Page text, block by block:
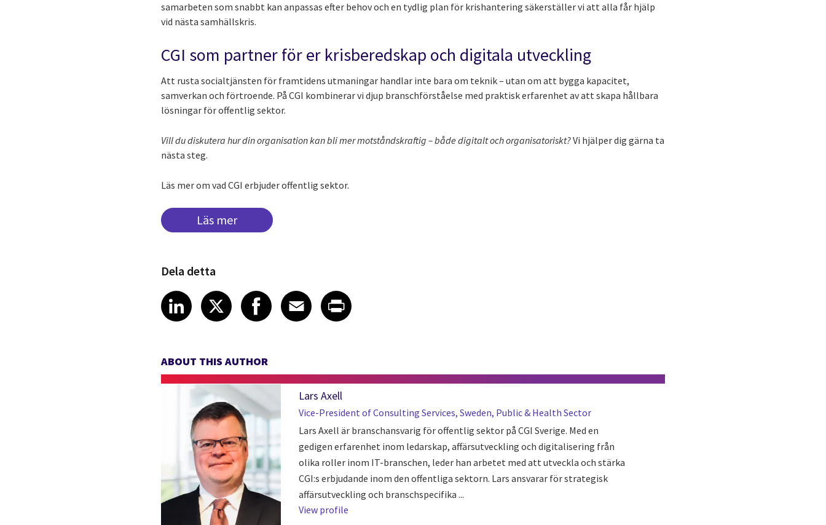
samarbeten som snabbt kan anpassas efter behov och en tydlig plan för krishantering säkerställer vi att alla får hjälp
vid nästa samhällskris.
CGI som partner för er krisberedskap och digitala utveckling
Att rusta socialtjänsten för framtidens utmaningar handlar inte bara om teknik – utan om att bygga kapacitet,
samverkan och förtroende. På CGI kombinerar vi djup branschförståelse med praktisk erfarenhet av att skapa hållbara
lösningar för offentlig sektor.
Vill du diskutera hur din organisation kan bli mer motståndskraftig – både digitalt och organisatoriskt?Vi hjälper dig gärna ta
nästa steg.
Läs mer om vad CGI erbjuder offentlig sektor.
Läs mer
Dela detta
Share article on LinkedIn
LinkedIn
Share article on X
XShare article on Facebook
Facebook
Share article on Email
Email
Share article on Print
ABOUT THIS AUTHOR
Lars Axell
Vice-President of Consulting Services, Sweden, Public & Health Sector
Lars Axell är branschansvarig för offentlig sektor på CGI Sverige. Med en
gedigen erfarenhet inom ledarskap, affärsutveckling och digitalisering från
olika roller inom IT-branschen, leder han arbetet med att utveckla och stärka
CGI:s erbjudande inom den offentliga sektorn. Lars ansvarar för strategisk
affärsutveckling och branschspecifika ...
View profile